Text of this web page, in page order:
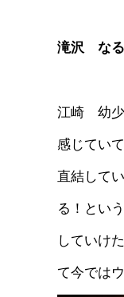
滝沢 なる
江崎 幼少
感じてい
直結して
る！とい
していけ
て今では